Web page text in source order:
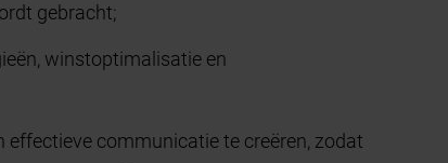
gebracht;
winstoptimalisatie en
communicatie te creëren, zodat